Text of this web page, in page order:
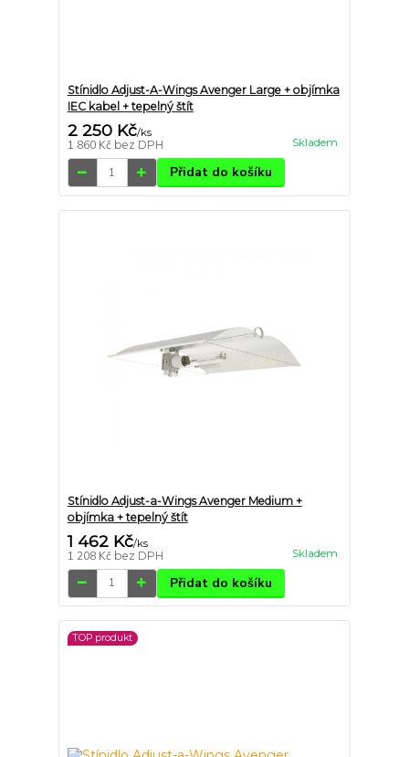
Stínidlo Adjust-A-Wings Avenger Large + objímka
IEC kabel + tepelný štít
2 250 Kč/ks
1 860 Kč bez DPH Skladem
Přidat do košíku
Stínidlo Adjust-a-Wings Avenger Medium +
objímka + tepelný štít
1 462 Kč/ks
1 208 Kč bez DPH Skladem
Přidat do košíku
TOP produkt